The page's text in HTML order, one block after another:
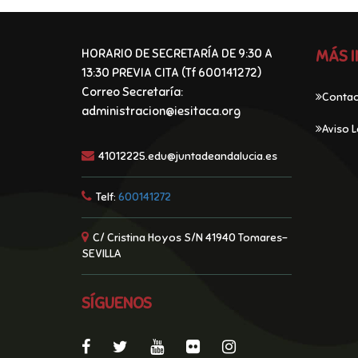
HORARIO DE SECRETARÍA DE 9:30 A
13:30 PREVIA CITA (Tf 600141272)
Correo Secretaría:
administracion@iesitaca.org
41012225.edu@juntadeandalucia.es
Telf: 600141272
C/ Cristina Hoyos S/N 41940 Tomares-
SEVILLA
SÍGUENOS
MÁS
Aviso